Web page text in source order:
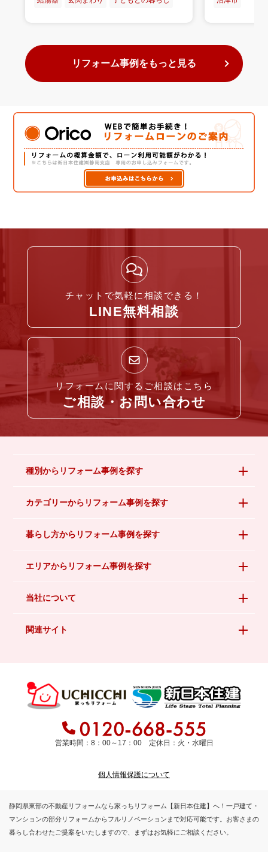
リフォーム事例をもっと見る
チャットで気軽に相談できる！
LINE無料相談
リフォームに関するご相談はこちら
ご相談・お問い合わせ
種別からリフォーム事例を探す
カテゴリーからリフォーム事例を探す
暮らし方からリフォーム事例を探す
エリアからリフォーム事例を探す
当社について
関連サイト
営業時間：8：00～17：00 定休日：火・水曜日
個人情報保護について
静岡県東部の不動産リフォームなら家っちリフォーム【新日本住建】へ！一戸建て・
マンションの部分リフォームからフルリノベーションまで対応可能です。お客さまの
暮らし合わせたご提案をいたしますので、まずはお気軽にご相談ください。